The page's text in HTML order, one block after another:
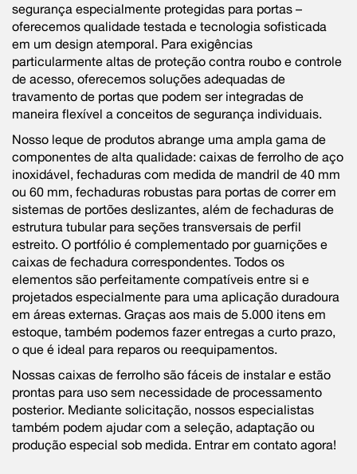
segurança especialmente protegidas para portas –
oferecemos qualidade testada e tecnologia sofisticada
em um design atemporal. Para exigências
particularmente altas de proteção contra roubo e controle
de acesso, oferecemos soluções adequadas de
travamento de portas que podem ser integradas de
maneira flexível a conceitos de segurança individuais.
Nosso leque de produtos abrange uma ampla gama de
componentes de alta qualidade: caixas de ferrolho de aço
inoxidável, fechaduras com medida de mandril de 40 mm
ou 60 mm, fechaduras robustas para portas de correr em
sistemas de portões deslizantes, além de fechaduras de
estrutura tubular para seções transversais de perfil
estreito. O portfólio é complementado por guarnições e
caixas de fechadura correspondentes. Todos os
elementos são perfeitamente compatíveis entre si e
projetados especialmente para uma aplicação duradoura
em áreas externas. Graças aos mais de 5.000 itens em
estoque, também podemos fazer entregas a curto prazo,
o que é ideal para reparos ou reequipamentos.
Nossas caixas de ferrolho são fáceis de instalar e estão
prontas para uso sem necessidade de processamento
posterior. Mediante solicitação, nossos especialistas
também podem ajudar com a seleção, adaptação ou
produção especial sob medida. Entrar em contato agora!